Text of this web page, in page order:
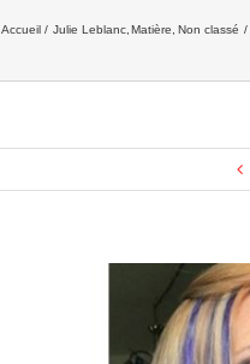
Accueil Julie Leblanc Matière Non classé